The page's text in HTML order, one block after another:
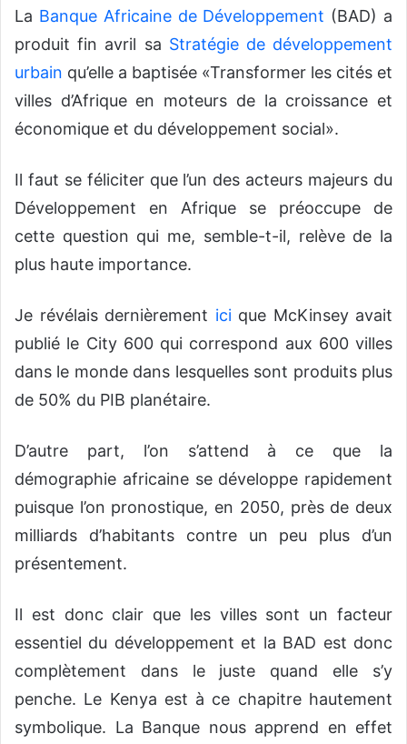
i
e
La Banque Africaine de Développement (BAD) a
produit fin avril sa Stratégie de développement
urbain qu’elle a baptisée «Transformer les cités et
villes d’Afrique en moteurs de la croissance et
économique et du développement social».
Il faut se féliciter que l’un des acteurs majeurs du
Développement en Afrique se préoccupe de
cette question qui me, semble-t-il, relève de la
plus haute importance.
Je révélais dernièrement icique McKinsey avait
publié le City 600 qui correspond aux 600 villes
dans le monde dans lesquelles sont produits plus
de 50% du PIB planétaire.
D’autre part, l’on s’attend à ce que la
démographie africaine se développe rapidement
puisque l’on pronostique, en 2050, près de deux
milliards d’habitants contre un peu plus d’un
présentement.
Il est donc clair que les villes sont un facteur
essentiel du développement et la BAD est donc
complètement dans le juste quand elle s’y
penche. Le Kenya est à ce chapitre hautement
symbolique. La Banque nous apprend en effet